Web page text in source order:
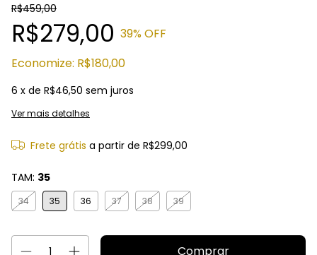
R$459,00
R$279,00 39% OFF
Economize: R$180,00
6 x de R$46,50 sem juros
Ver mais detalhes
Frete grátis a partir de R$299,00
TAM: 35
34 35 36 37 38 39